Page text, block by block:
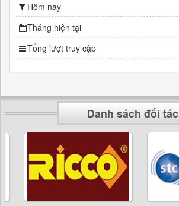
Hôm nay
Tháng hiện tại
Tổng lượt truy cập
Danh sách đối tác